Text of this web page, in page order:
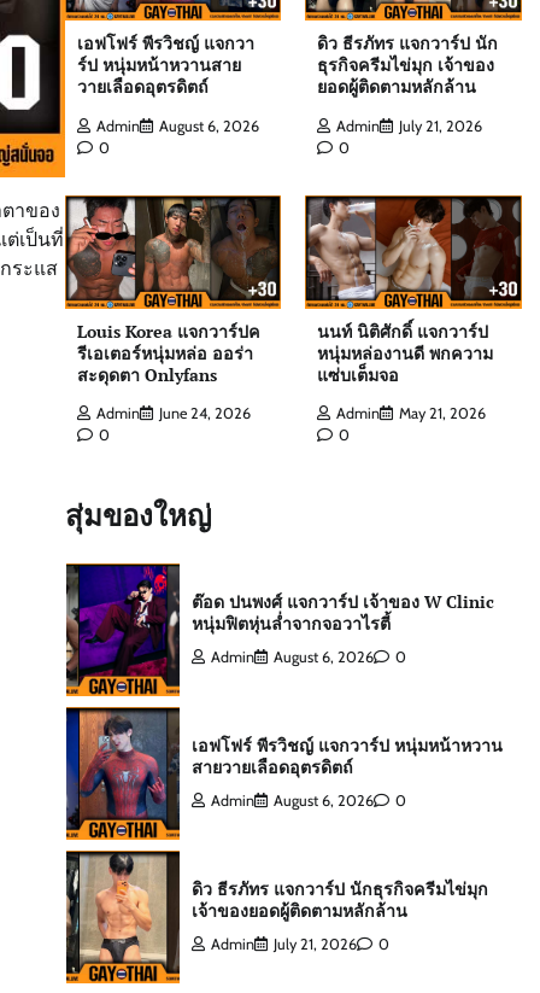
าของ
ต่เป็นที่
ระแส
เอฟโฟร์ พีรวิชญ์ แจกวา
ร์ป หนุ่มหน้าหวานสาย
วายเลือดอุตรดิตถ์
Admin
August 6, 2026
0
ดิว ธีรภัทร แจกวาร์ป นัก
ธุรกิจครีมไข่มุก เจ้าของ
ยอดผู้ติดตามหลักล้าน
Admin
July 21, 2026
0
Louis Korea แจกวาร์ปค
รีเอเตอร์หนุ่มหล่อ ออร่า
สะดุดตา Onlyfans
Admin
June 24, 2026
0
นนท์ นิติศักดิ์ แจกวาร์ป
หนุ่มหล่องานดี พกความ
แซ่บเต็มจอ
Admin
May 21, 2026
0
สุ่มของใหญ่
ต๊อด ปนพงศ์ แจกวาร์ป เจ้าของ W Clinic
หนุ่มฟิตหุ่นล่ำจากจอวาไรตี้
August 6, 2026 0
สายวายเลือดอุตรดิตถ์
Admin August 6, 2026 0
ดิว ธีรภัทร แจกวาร์ป นักธุรกิจครีมไข่มุก
เจ้าของยอดผู้ติดตามหลักล้าน
Admin July 21, 2026 0
ต๊อด ปนพงศ์ แจกวาร์ป เจ้าของ W Clinic
หนุ่มฟิตหุ่นล่ำจากจอวาไรตี้
Admin August 6, 2026 0
เอฟโฟร์ พีรวิชญ์ แจกวาร์ป หนุ่มหน้าหวาน
สายวายเลือดอุตรดิตถ์
Admin August 6, 2026 0
ดิว ธีรภัทร แจกวาร์ป นักธุรกิจครีมไข่มุก
เจ้าของยอดผู้ติดตามหลักล้าน
Admin July 21, 2026 0